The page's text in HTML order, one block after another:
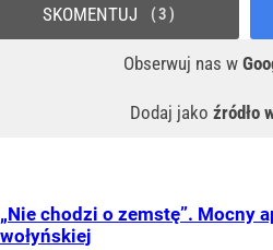
Obserwuj nas w
Dodaj jako źródło
SKOMENTUJ 3
„Nie chodzi o zemstę”. Mocny
wołyńskiej